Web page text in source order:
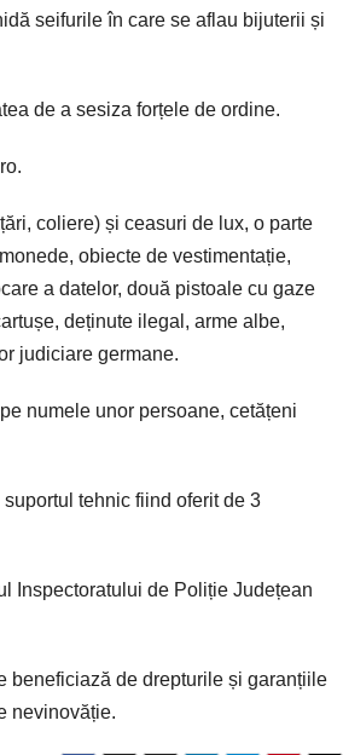
seifurile în care se aflau bijuterii și
de a sesiza forțele de ordine.
coliere) și ceasuri de lux, o parte
obiecte de vestimentație,
a datelor, două pistoale cu gaze
deținute ilegal, arme albe,
judiciare germane.
numele unor persoane, cetățeni
tehnic fiind oferit de 3
Inspectoratului de Poliție Județean
beneficiază de drepturile și garanțiile
nevinovăție.